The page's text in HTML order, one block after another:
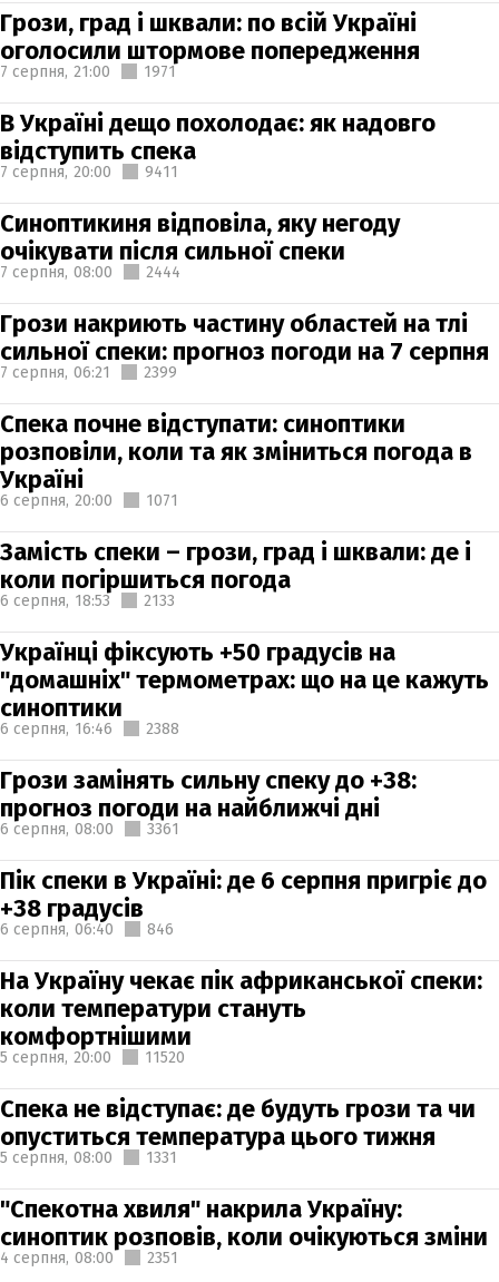
Грози, град і шквали: по всій Україні
оголосили штормове попередження
7 серпня, 21:00 1971
В Україні дещо похолодає: як надовго
відступить спека
7 серпня, 20:00 9411
Синоптикиня відповіла, яку негоду
очікувати після сильної спеки
7 серпня, 08:00 2444
Грози накриють частину областей на тлі
сильної спеки: прогноз погоди на 7 серпня
7 серпня, 06:21 2399
Спека почне відступати: синоптики
розповіли, коли та як зміниться погода в
Україні
6 серпня, 20:00 1071
Замість спеки – грози, град і шквали: де і
коли погіршиться погода
6 серпня, 18:53 2133
Українці фіксують +50 градусів на
"домашніх" термометрах: що на це кажуть
синоптики
6 серпня, 16:46 2388
Грози замінять сильну спеку до +38:
прогноз погоди на найближчі дні
6 серпня, 08:00 3361
Пік спеки в Україні: де 6 серпня пригріє до
+38 градусів
6 серпня, 06:40 846
На Україну чекає пік африканської спеки:
коли температури стануть
комфортнішими
5 серпня, 20:00 11520
Спека не відступає: де будуть грози та чи
опуститься температура цього тижня
5 серпня, 08:00 1331
"Спекотна хвиля" накрила Україну:
синоптик розповів, коли очікуються зміни
4 серпня, 08:00 2351